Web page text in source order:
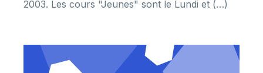
2003. Les cours "Jeunes" sont le Lundi et (…)